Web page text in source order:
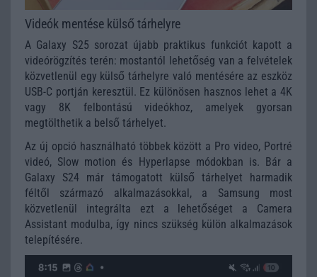
Videók mentése külső tárhelyre
A Galaxy S25 sorozat újabb praktikus funkciót kapott a
videórögzítés terén: mostantól lehetőség van a felvételek
közvetlenül egy külső tárhelyre való mentésére az eszköz
USB-C portján keresztül. Ez különösen hasznos lehet a 4K
vagy 8K felbontású videókhoz, amelyek gyorsan
megtölthetik a belső tárhelyet.
Az új opció használható többek között a Pro video, Portré
videó, Slow motion és Hyperlapse módokban is. Bár a
Galaxy S24 már támogatott külső tárhelyet harmadik
féltől származó alkalmazásokkal, a Samsung most
közvetlenül integrálta ezt a lehetőséget a Camera
Assistant modulba, így nincs szükség külön alkalmazások
telepítésére.